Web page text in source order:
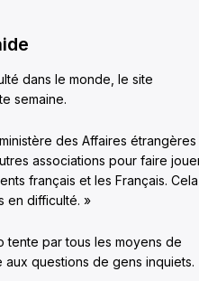
dans le monde, le site
semaine.
des Affaires étrangères
associations pour faire
français et les Français. Cela
en difficulté. »
tente par tous les moyens de
questions de gens inquiets.